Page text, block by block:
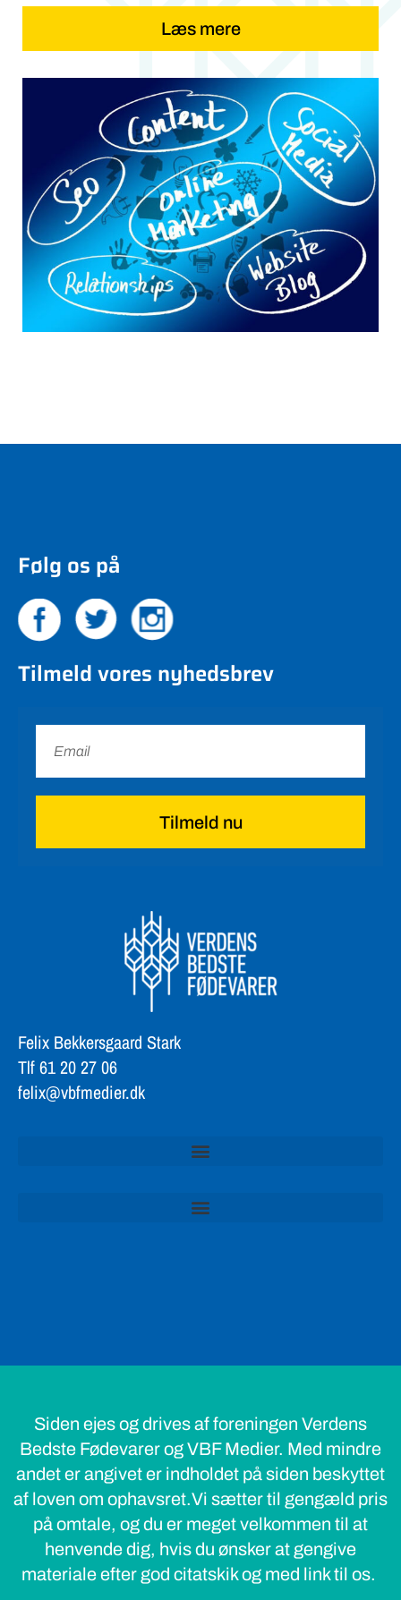
Læs mere
Følg os på
Tilmeld vores nyhedsbrev
Tilmeld nu
Felix Bekkersgaard Stark
Tlf 61 20 27 06
felix@vbfmedier.dk
Siden ejes og drives af foreningen Verdens
Bedste Fødevarer og VBF Medier. Med mindre
andet er angivet er indholdet på siden beskyttet
af loven om ophavsret.Vi sætter til gengæld pris
på omtale, og du er meget velkommen til at
henvende dig, hvis du ønsker at gengive
materiale efter god citatskik og med link til os.